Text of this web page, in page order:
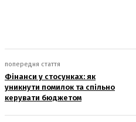
попередня стаття
Фінанси у стосунках: як
уникнути помилок та спільно
керувати бюджетом